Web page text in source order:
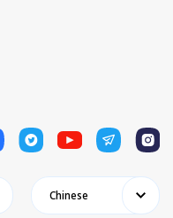
1 1 1 1
Chinese